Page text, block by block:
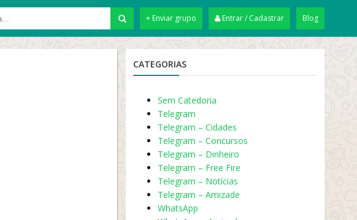
Blog
Entrar / Cadastrar
+ Enviar grupo
CATEGORIAS
Sem Catedoria
Telegram
Telegram – Cidades
Telegram – Concursos
Telegram – Dinheiro
Telegram – Free Fire
Telegram – Notícias
Telegram – Amizade
WhatsApp